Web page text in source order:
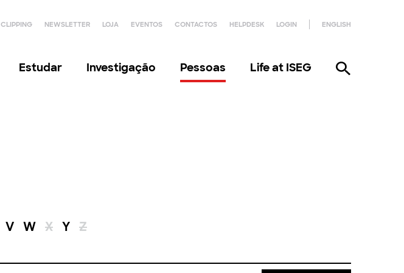
CLIPPING NEWSLETTER LOJA EVENTOS CONTACTOS HELPDESK LOGIN ENGLISH
Estudar Investigação Pessoas Life at ISEG
V W X Y Z